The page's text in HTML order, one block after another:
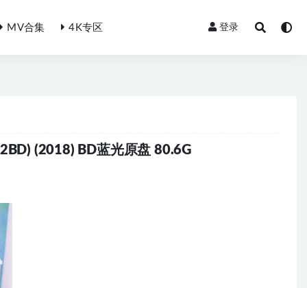
MV合集 4K专区 登录
(2018) BD蓝光原盘 80.6G